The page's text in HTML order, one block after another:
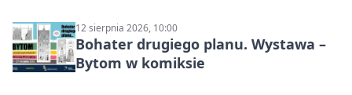
12 sierpnia 2026, 10:00
Bohater drugiego planu. Wystawa –
Bytom w komiksie